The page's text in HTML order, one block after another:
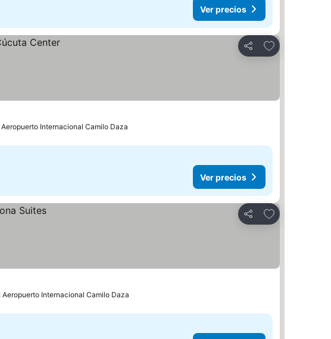
Ver precios
Compartir
Añadir a
Internacional Camilo Daza
Ver precios
Compartir
Añadir a
Aeropuerto Internacional Camilo Daza